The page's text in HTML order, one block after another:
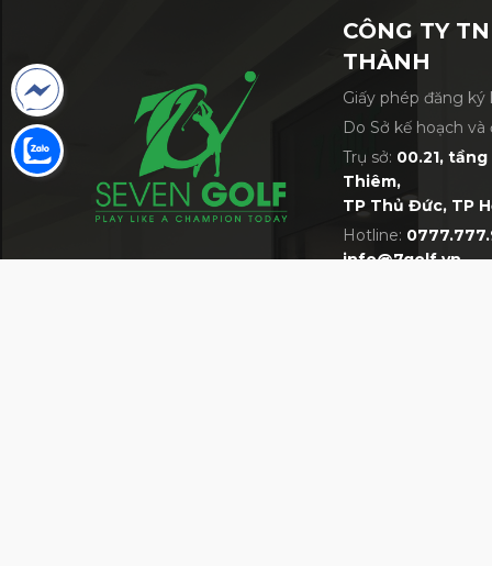
CÔNG TY
THÀNH
Giấy phép đăng ký
Do Sở kế hoạch
Trụ sở: 00.21,
Thiêm,
TP Thủ Đức, TP
Hotline:
info@7golf.vn